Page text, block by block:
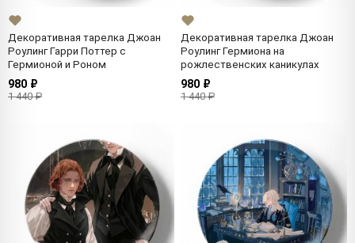
Декоративная тарелка Джоан
Роулинг Гарри Поттер с
Гермионой и Роном
980 ₽
1 440 ₽
Декоративная тарелка Джоан
Роулинг Гермиона на
рожлественских каникулах
980 ₽
1 440 ₽